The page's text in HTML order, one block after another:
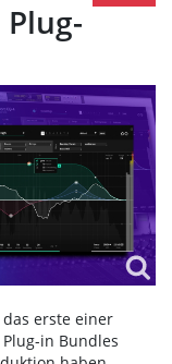
das erste einer
in Bundles